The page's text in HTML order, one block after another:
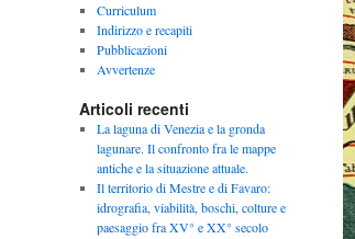
Curriculum
Indirizzo e recapiti
Pubblicazioni
Avvertenze
Articoli recenti
La laguna di Venezia e la gronda
lagunare. Il confronto fra le mappe
antiche e la situazione attuale.
Il territorio di Mestre e di Favaro:
idrografia, viabilità, boschi, colture e
paesaggio fra XV° e XX° secolo